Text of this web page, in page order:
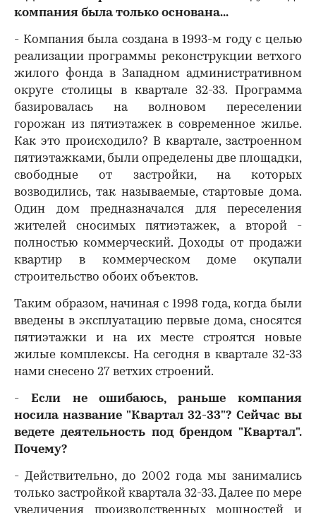
компания была только основана...
- Компания была создана в 1993-м году с целью
реализации программы реконструкции ветхого
жилого фонда в Западном административном
округе столицы в квартале 32-33. Программа
базировалась на волновом переселении
горожан из пятиэтажек в современное жилье.
Как это происходило? В квартале, застроенном
пятиэтажками, были определены две площадки,
свободные от застройки, на которых
возводились, так называемые, стартовые дома.
Один дом предназначался для переселения
жителей сносимых пятиэтажек, а второй -
полностью коммерческий. Доходы от продажи
квартир в коммерческом доме окупали
строительство обоих объектов.
Таким образом, начиная с 1998 года, когда были
введены в эксплуатацию первые дома, сносятся
пятиэтажки и на их месте строятся новые
жилые комплексы. На сегодня в квартале 32-33
нами снесено 27 ветхих строений.
- Если не ошибаюсь, раньше компания
носила название "Квартал 32-33"? Сейчас вы
ведете деятельность под брендом "Квартал".
Почему?
- Действительно, до 2002 года мы занимались
только застройкой квартала 32-33. Далее по мере
увеличения производственных мощностей и